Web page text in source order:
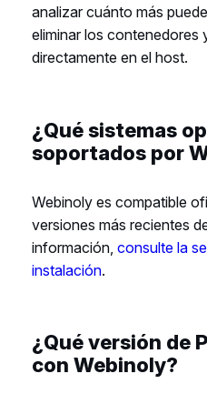
analizar cuánto más
eliminar los contenedores
directamente en el host.
¿Qué sistemas
soportados por
Webinoly es compatible
versiones más recientes
información, consulte la
instalación.
¿Qué versión de
con Webinoly?